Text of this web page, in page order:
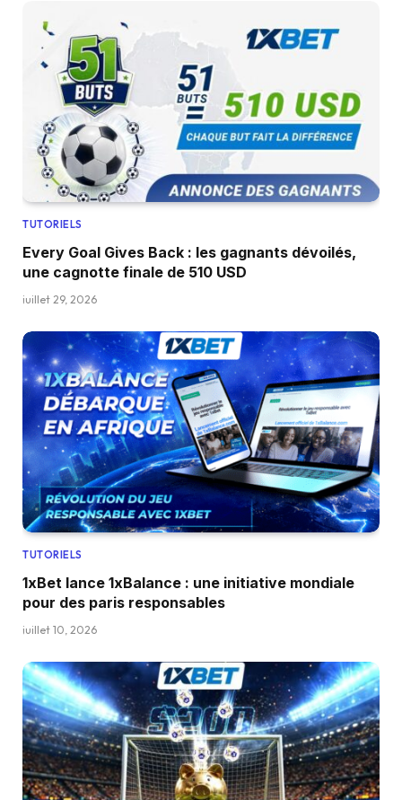
TUTORIELS
Every Goal Gives Back : les gagnants dévoilés,
une cagnotte finale de 510 USD
juillet 29, 2026
TUTORIELS
1xBet lance 1xBalance : une initiative mondiale
pour des paris responsables
juillet 10, 2026